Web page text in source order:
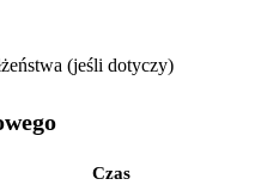
(jeśli dotyczy)
Czas